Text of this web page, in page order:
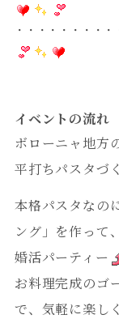
・・・・・・・・
イベントの流れ
ボローニャ地方
平打ちパスタづ
本格パスタなの
ング」を作って
婚活パーティー
お料理完成のゴ
で、気軽に楽し